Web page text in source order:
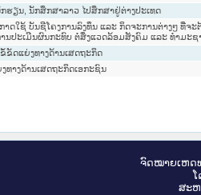
ຮຽນ, ນັກສຶກສາລາວ ໄປສຶກສາຢູ່ຕ່າງປະເທດ
ດໃຊ້ ບັນຊີໂຄງການລົງທຶນ ແລະ ກິດຈະການຕ່າງໆ ທີ່ຈະ
ນປະເມີນຜົນກະທົບ ຕໍ່ສິ່ງແວດລ້ອມສັງຄົມ ແລະ ທຳມະຊ
ຂັດແຍ່ງທາງດ້ານເສດຖະກິດ
ທາງດ້ານເສດຖະກິດເອກະຊົນ
ຈົດ​ໝາຍ​ເຫດ​
ສະ​ຫ